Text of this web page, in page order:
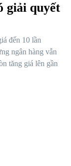
giải quyết
đến 10 lần
ngân hàng vẫn
tăng giá lên gần